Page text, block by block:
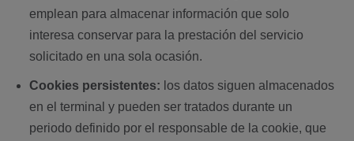
emplean para almacenar información que solo
interesa conservar para la prestación del servicio
solicitado en una sola ocasión.
Cookies persistentes: los datos siguen almacenados
en el terminal y pueden ser tratados durante un
periodo definido por el responsable de la cookie, que